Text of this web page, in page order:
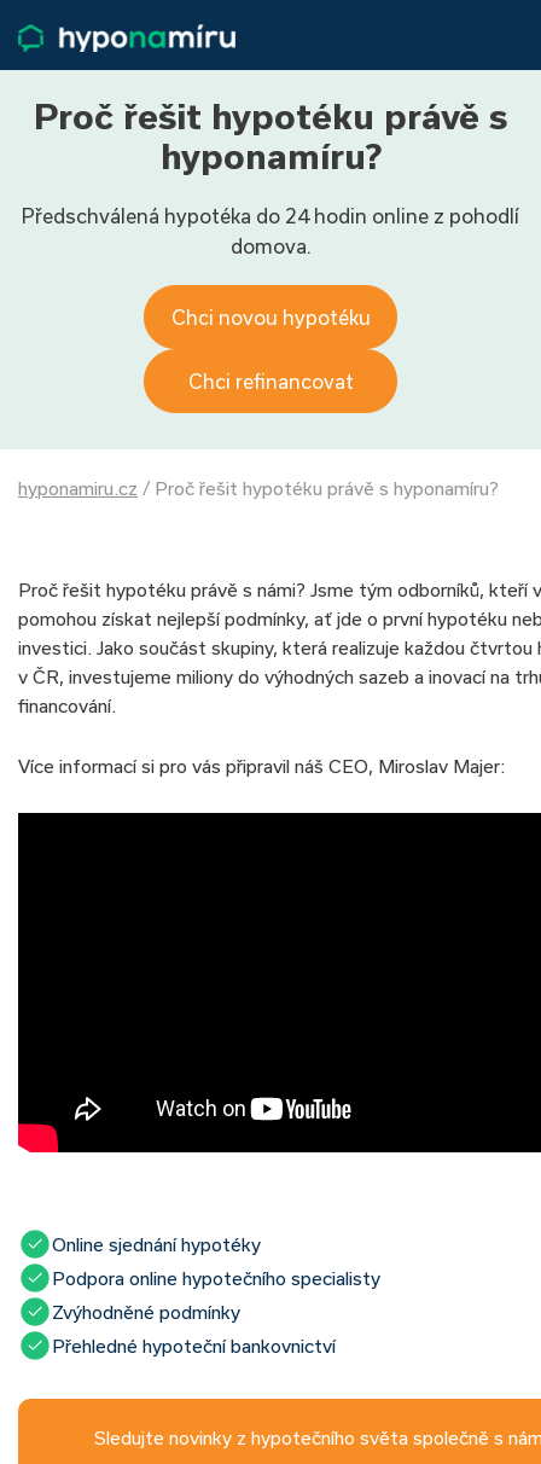
Životní pojištění
Pojištění nemovitosti
Články
800 688 388
9−16 hod.
Proč řešit hypotéku právě s
hyponamíru?
Předschválená hypotéka do 24 hodin online z pohodlí
domova.
Chci novou hypotéku
Chci refinancovat
hyponamiru.cz / Proč řešit hypotéku právě s hyponamíru?
Proč řešit hypotéku právě s námi? Jsme tým odborníků, kteří
pomohou získat nejlepší podmínky, ať jde o první hypotéku
investici. Jako součást skupiny, která realizuje každou čtvrtou
v ČR, investujeme miliony do výhodných sazeb a inovací na
financování.
Více informací si pro vás připravil náš CEO, Miroslav Majer:
Online sjednání hypotéky
Podpora online hypotečního specialisty
Zvýhodněné podmínky
Přehledné hypoteční bankovnictví
Sledujte novinky z hypotečního světa společně s